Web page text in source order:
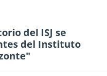
del ISJ se
del Instituto